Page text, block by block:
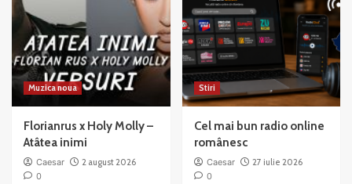
Muzica noua
Florianrus x Holy Molly –
Atâtea inimi
Caesar
2 august 2026
0
Stiri
Cel mai bun radio online
românesc
Caesar
27 iulie 2026
0